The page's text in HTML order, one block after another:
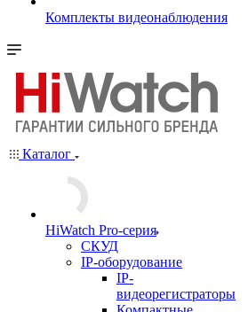
Комплекты видеонаблюдения
Каталог
HiWatch Pro-серия
CКУД
IP-оборудование
IP-
видеорегистраторы